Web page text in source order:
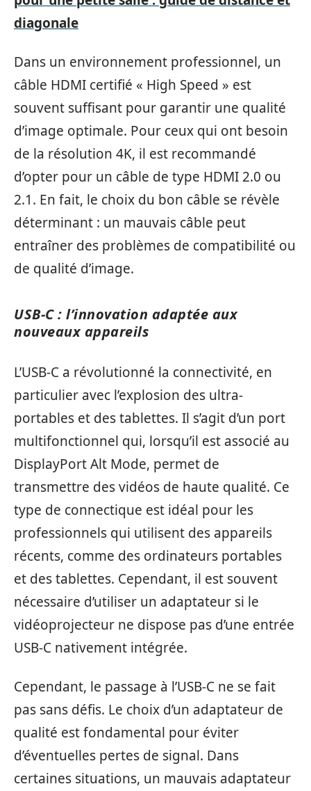
diagonale
Dans un environnement professionnel, un
câble HDMI certifié « High Speed » est
souvent suffisant pour garantir une qualité
d’image optimale. Pour ceux qui ont besoin
de la résolution 4K, il est recommandé
d’opter pour un câble de type HDMI 2.0 ou
2.1. En fait, le choix du bon câble se révèle
déterminant : un mauvais câble peut
entraîner des problèmes de compatibilité ou
de qualité d’image.
USB-C : l’innovation adaptée aux
nouveaux appareils
L’USB-C a révolutionné la connectivité, en
particulier avec l’explosion des ultra-
portables et des tablettes. Il s’agit d’un port
multifonctionnel qui, lorsqu’il est associé au
DisplayPort Alt Mode, permet de
transmettre des vidéos de haute qualité. Ce
type de connectique est idéal pour les
professionnels qui utilisent des appareils
récents, comme des ordinateurs portables
et des tablettes. Cependant, il est souvent
nécessaire d’utiliser un adaptateur si le
vidéoprojecteur ne dispose pas d’une entrée
USB-C nativement intégrée.
Cependant, le passage à l’USB-C ne se fait
pas sans défis. Le choix d’un adaptateur de
qualité est fondamental pour éviter
d’éventuelles pertes de signal. Dans
certaines situations, un mauvais adaptateur